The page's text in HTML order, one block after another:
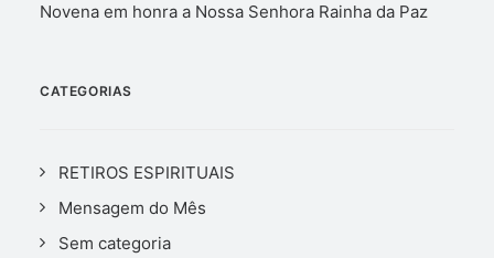
Novena em honra a Nossa Senhora Rainha da Paz
CATEGORIAS
RETIROS ESPIRITUAIS
Mensagem do Mês
Sem categoria